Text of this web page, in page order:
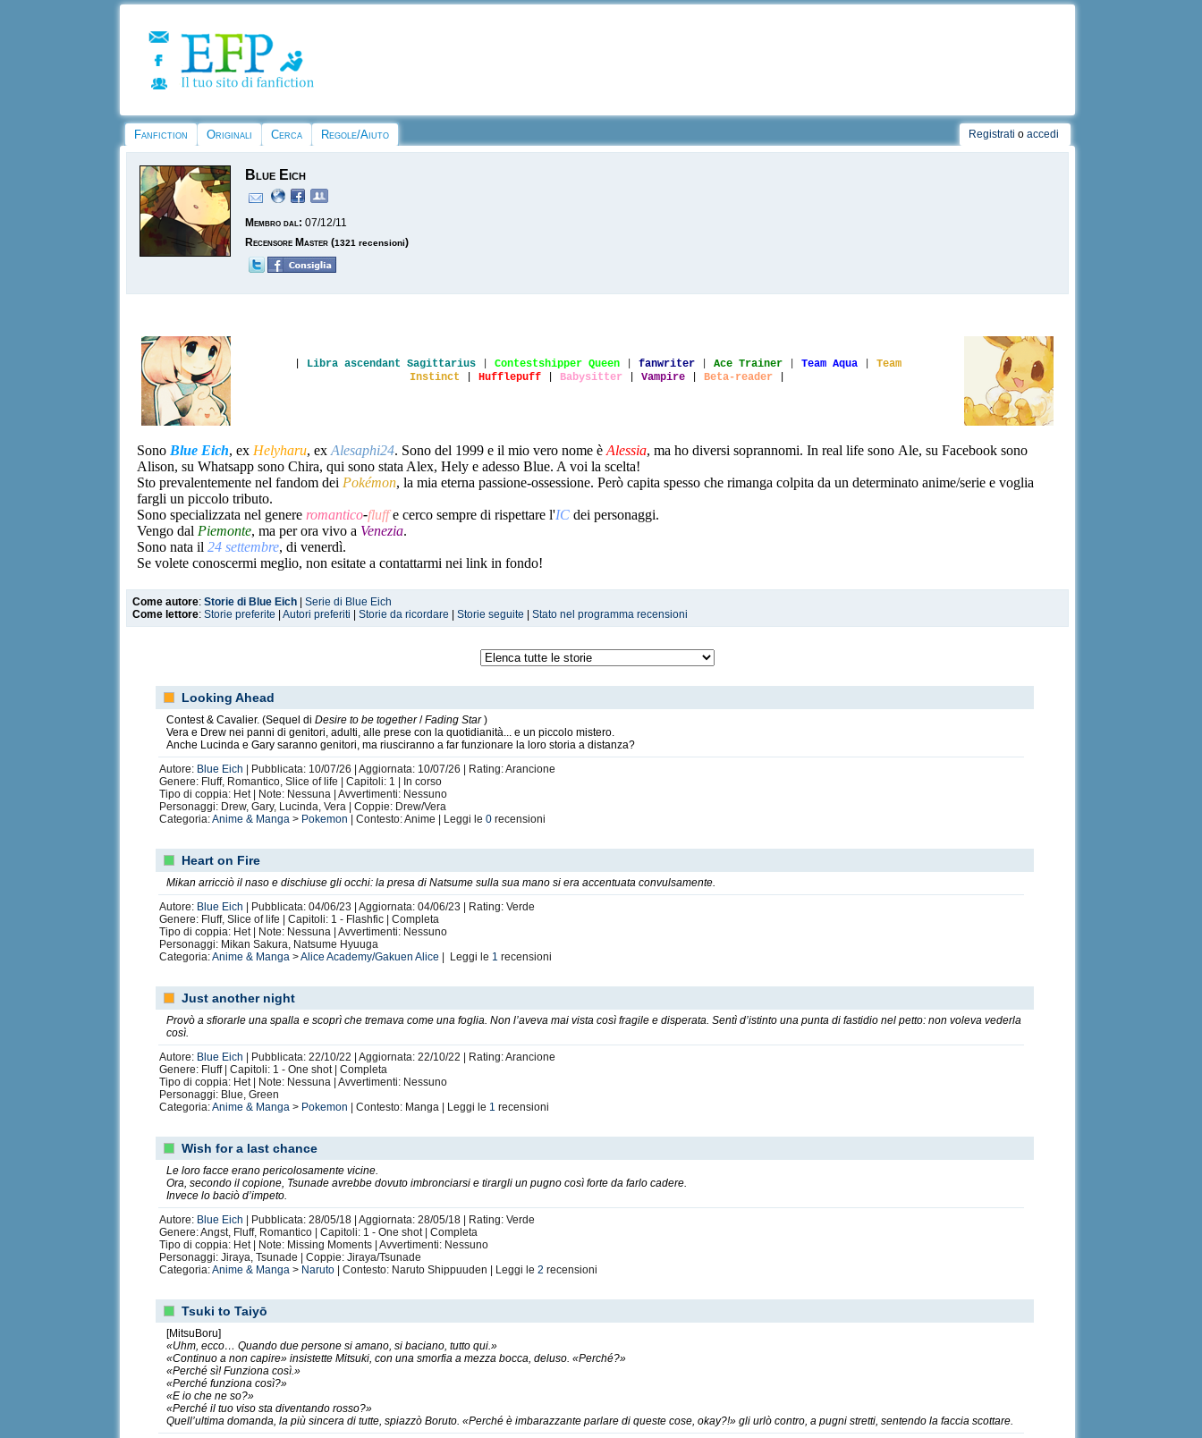
Fanfiction Originali Cerca Regole/Aiuto Registrati o accedi
Blue Eich
Membro dal: 07/12/11
Recensore Master (1321 recensioni)
Libra ascendant Sagittarius| Contestshipper Queen fanwriter Ace Trainer| Team Aqua
Team
Instinct
|Hufflepuff Babysitter |Vampire |Beta-reader
Sono Blue Eich, ex Helyharu, exAlesaphi24. Sono del 1999 e il mio vero nome èAlessia, ma ho diversi soprannomi. In real life sono Ale, su Facebook sono
Alison, su Whatsapp sono Chira, qui sono stata Alex, Hely e adesso Blue. A voi la scelta!
Sto prevalentemente nel fandom dei Pokémon, la mia eterna passione-ossessione. Però capita spesso che rimanga colpita da un determinato anime/serie e voglia
fargli un piccolo tributo.
Sono specializzata nel genere romantico-fluffe cerco sempre di rispettare l'IC dei personaggi.
Vengo dal Piemonte, ma per ora vivo a Venezia.
Sono nata il24 settembre, di venerdì.
Se volete conoscermi meglio, non esitate a contattarmi nei link in fondo!
♥FAVORITE SHIPPINGS POKÉMON: Contest,Cavalier,Chosen,Advance,Poké,Lucky,Oldrival,Reticent,Dragon,Mangaquest,Twinleaf,Chiko,Chess,
|Facebook, dove sono sempre attiva
attori| FanFiction, per leggermi in inglese |Pagina FB Instagram
foto importanti | Wattpad, per dar lustro alle origini |
Campagna di Promozione Sociale - Messaggio No Profit:
Dona l’8% del tuo tempo alla causa pro recensioni.
(© elyxyz)
Come autore:Storie di Blue Eich |Serie di Blue Eich
Come lettore:Storie preferite |Autori preferiti |Storie da ricordare |Storie seguite |Stato nel programma recensioni
Looking Ahead
Contest & Cavalier. (Sequel diDesire to be together/Fading Star)
Vera e Drew nei panni di genitori, adulti, alle prese con la quotidianità... e un piccolo mistero.
Anche Lucinda e Gary saranno genitori, ma riusciranno a far funzionare la loro storia a distanza?
Autore: Blue Eich
| Pubblicata: 10/07/26 | Aggiornata: 10/07/26 | Rating: Arancione
Genere: Fluff, Romantico, Slice of life | Capitoli: 1 | In corso
Tipo di coppia: Het | Note: Nessuna | Avvertimenti: Nessuno
Personaggi: Drew, Gary, Lucinda, Vera | Coppie: Drew/Vera
Categoria:Anime & Manga > Pokemon | Contesto: Anime | Leggi le0 recensioni
Heart on Fire
Mikan arricciò il naso e dischiuse gli occhi: la presa di Natsume sulla sua mano si era accentuata convulsamente.
Autore: Blue Eich
| Pubblicata: 04/06/23 | Aggiornata: 04/06/23 | Rating: Verde
Genere: Fluff, Slice of life | Capitoli: 1 - Flashfic | Completa
Tipo di coppia: Het | Note: Nessuna | Avvertimenti: Nessuno
Personaggi: Mikan Sakura, Natsume Hyuuga
Categoria:Anime & Manga >Alice Academy/Gakuen Alice | Leggi le 1 recensioni
Just another night
Provò a sfiorarle una spalla e scoprì che tremava come una foglia. Non l’aveva mai vista così fragile e disperata. Sentì d’istinto una punta di fastidio nel petto: non voleva vederla
così.
Autore: Blue Eich
| Pubblicata: 22/10/22 | Aggiornata: 22/10/22 | Rating: Arancione
Genere: Fluff | Capitoli: 1 - One shot | Completa
Tipo di coppia: Het | Note: Nessuna | Avvertimenti: Nessuno
Personaggi: Blue, Green
Categoria:Anime & Manga > Pokemon | Contesto: Manga | Leggi le 1 recensioni
Wish for a last chance
Le loro facce erano pericolosamente vicine.
Ora, secondo il copione, Tsunade avrebbe dovuto imbronciarsi e tirargli un pugno così forte da farlo cadere.
Invece lo baciò d’impeto.
Autore: Blue Eich
| Pubblicata: 28/05/18 | Aggiornata: 28/05/18 | Rating: Verde
Genere: Angst, Fluff, Romantico | Capitoli: 1 - One shot | Completa
Tipo di coppia: Het | Note: Missing Moments | Avvertimenti: Nessuno
Personaggi: Jiraya, Tsunade | Coppie: Jiraya/Tsunade
Categoria:Anime & Manga > Naruto | Contesto: Naruto Shippuuden | Leggi le2 recensioni
Tsuki to Taiyō
[MitsuBoru]
«Uhm, ecco… Quando due persone si amano, si baciano, tutto qui.»
«Continuo a non capire» insistette Mitsuki, con una smorfia a mezza bocca, deluso. «Perché?»
«Perché sì! Funziona così.»
«Perché funziona così?»
«E io che ne so?»
«Perché il tuo viso sta diventando rosso?»
Quell’ultima domanda, la più sincera di tutte, spiazzò Boruto. «Perché è imbarazzante parlare di queste cose, okay?!» gli urlò contro, a pugni stretti, sentendo la faccia scottare.